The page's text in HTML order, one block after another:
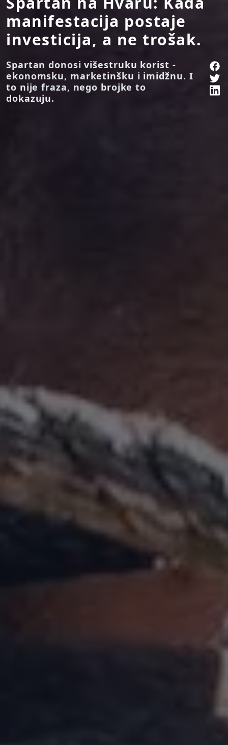
manifestacija postaje
investicija, a ne trošak.
Spartan donosi višestruku korist -
ekonomsku, marketinšku i imidžnu. I
to nije fraza, nego brojke to
dokazuju.